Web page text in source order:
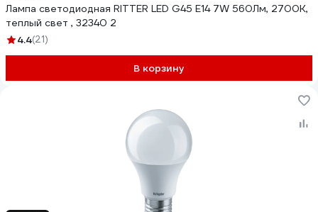
Лампа светодиодная RITTER LED G45 Е14 7W 560Лм, 2700K,
теплый свет , 32340 2
4.4(21)
В корзину